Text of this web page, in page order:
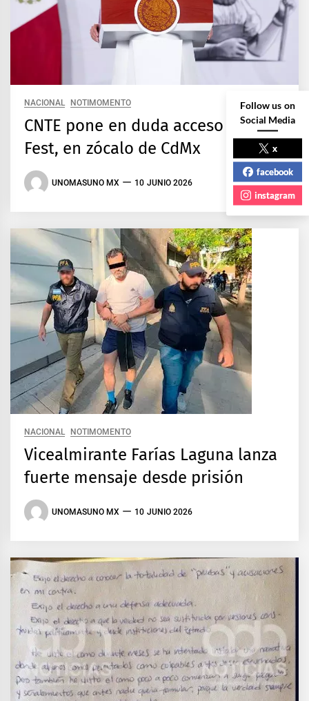
NACIONAL NOTIMOMENTO
CNTE pone en duda acceso al Fan
Fest, en zócalo de CdMx
UNOMASUNO MX 10 JUNIO 2026
NACIONAL NOTIMOMENTO
Vicealmirante Farías Laguna lanza
fuerte mensaje desde prisión
UNOMASUNO MX 10 JUNIO 2026
Follow us on
Social Media
x
facebook
instagram